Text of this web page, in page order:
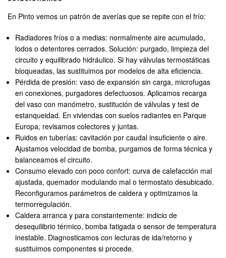
En Pinto vemos un patrón de averías que se repite con el frío:
Radiadores fríos o a medias: normalmente aire acumulado,
lodos o detentores cerrados. Solución: purgado, limpieza del
circuito y equilibrado hidráulico. Si hay válvulas termostáticas
bloqueadas, las sustituimos por modelos de alta eficiencia.
Pérdida de presión: vaso de expansión sin carga, microfugas
en conexiones, purgadores defectuosos. Aplicamos recarga
del vaso con manómetro, sustitución de válvulas y test de
estanqueidad. En viviendas con suelos radiantes en Parque
Europa, revisamos colectores y juntas.
Ruidos en tuberías: cavitación por caudal insuficiente o aire.
Ajustamos velocidad de bomba, purgamos de forma técnica y
balanceamos el circuito.
Consumo elevado con poco confort: curva de calefacción mal
ajustada, quemador modulando mal o termostato desubicado.
Reconfiguramos parámetros de caldera y optimizamos la
termorregulación.
Caldera arranca y para constantemente: indicio de
desequilibrio térmico, bomba fatigada o sensor de temperatura
inestable. Diagnosticamos con lecturas de ida/retorno y
sustituimos componentes si procede.